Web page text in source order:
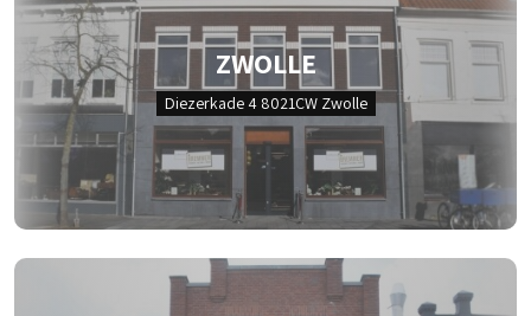
ZWOLLE
Diezerkade 4 8021CW Zwolle